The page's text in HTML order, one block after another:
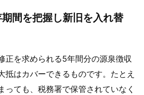
間を把握し新旧を入れ替
正を求められる5年間分の源泉徴収
抵はカバーできるものです。たとえ
っても、税務署で保管されていなく